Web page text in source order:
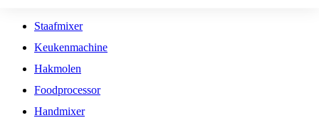
Staafmixer
Keukenmachine
Hakmolen
Foodprocessor
Handmixer